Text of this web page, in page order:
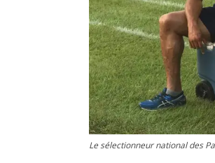
Le sélectionneur national des